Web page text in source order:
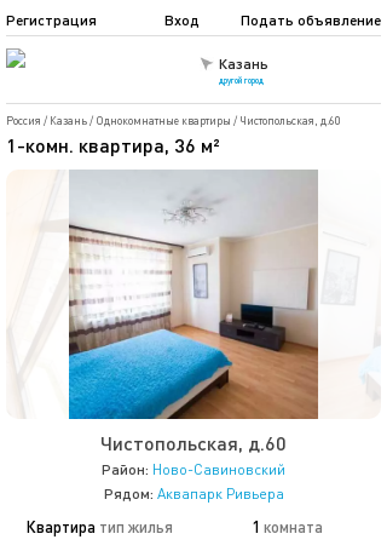
Казань
другой город
Подать объявление
Регистрация Вход
Россия / Казань/ Однокомнатные квартиры / Чистопольская, д.60
1-комн. квартира, 36 м²
Чистопольская, д.60
Район: Ново-Савиновский
Рядом: Аквапарк Ривьера
Квартира тип жилья 1 комната